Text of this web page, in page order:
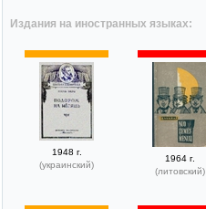
Издания на иностранных языках:
1948 г.
(украинский)
1964 г.
(литовский)